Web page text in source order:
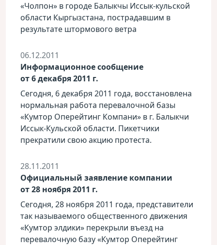
«Чолпон» в городе Балыкчы Иссык-кульской
области Кыргызстана, пострадавшим в
результате штормового ветра
06.12.2011
Информационное сообщение
от 6 декабря 2011 г.
Сегодня, 6 декабря 2011 года, восстановлена
нормальная работа перевалочной базы
«Кумтор Оперейтинг Компани» в г. Балыкчи
Иссык-Кульской области. Пикетчики
прекратили свою акцию протеста.
28.11.2011
Официальный заявление компании
от 28 ноября 2011 г.
Сегодня, 28 ноября 2011 года, представители
так называемого общественного движения
«Кумтор элдики» перекрыли въезд на
перевалочную базу «Кумтор Оперейтинг